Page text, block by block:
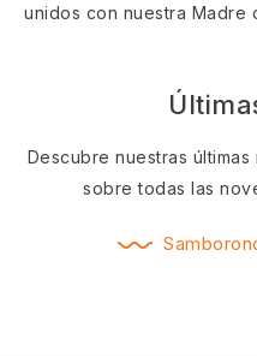
unidos con nuestra Madre
Descubre nuestras
sobre todas las